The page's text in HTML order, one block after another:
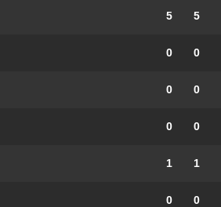
5 5
0 0
0 0
0 0
1 1
0 0